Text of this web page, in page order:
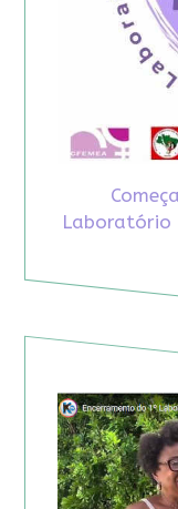
Laboratório